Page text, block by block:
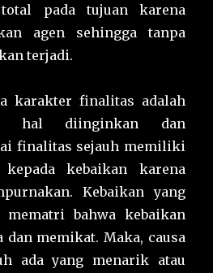
pada tujuan karena
agen sehingga tanpa
terjadi.
karakter finalitas adalah
hal diinginkan dan
finalitas sejauh memiliki
kebaikan karena
Kebaikan yang
mematri bahwa kebaikan
dan memikat. Maka, causa
ada yang menarik atau